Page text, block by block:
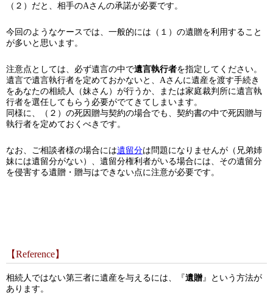
（２）だと、相手のAさんの承諾が必要です。
今回のようなケースでは、一般的には（１）の遺贈を利用すること
が多いと思います。
注意点としては、必ず遺言の中で遺言執行者を指定してください。
遺言で遺言執行者を定めておかないと、Aさんに遺産を渡す手続き
をあなたの相続人（妹さん）が行うか、または家庭裁判所に遺言執
行者を選任してもらう必要がでてきてしまいます。
同様に、（２）の死因贈与契約の場合でも、契約書の中で死因贈与
執行者を定めておくべきです。
なお、ご相談者様の場合には遺留分は問題になりませんが（兄弟姉
妹には遺留分がない）、遺留分権利者がいる場合には、その遺留分
を侵害する遺贈・贈与はできない点に注意が必要です。
【Reference】
相続人ではない第三者に遺産を与えるには、『遺贈』という方法が
あります。